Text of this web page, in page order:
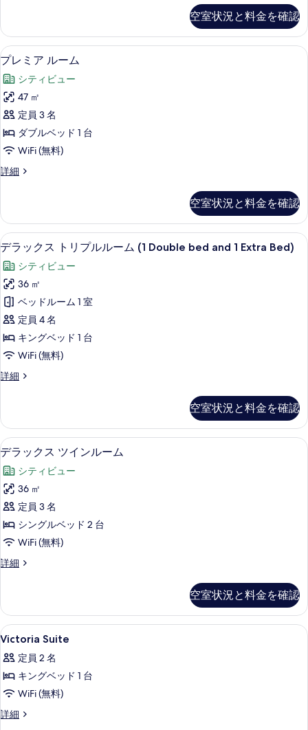
ム
の
す
べ
て
の
写
真
を
す
る
テ
ィ
ブ
ー
ム
詳
細
空室状況と料金を確認
プ
レ
ミ
ア
ル
ー
ム
の
べ
て
の
写
真
を
表
示
す
る
プレミア ルーム | 高級寝具、羽毛の
5
プレミア ルーム
シティビュー
47 ㎡
定員 3 名
ダブルベッド 1 台
WiFi (無料)
詳細
プ
ル
ー
ム
詳
細
空室状況と料金を確認
デ
ラ
ッ
ク
ス
ト
リ
プ
ル
ー
ム
(1
Double
bed
and
1
Extra
Bed)
の
て
の
写
真
を
表
デラックス トリプルルーム (1
6
デラックス トリプルルーム (1 Double bed and 1 Extra Bed)
シティビュー
36 ㎡
ベッドルーム 1 室
定員 4 名
キングベッド 1 台
WiFi (無料)
詳細
デ
ス
ト
リ
ル
ル
ム
(1
Double
bed
and
の
詳
細
空室状況と料金を確認
デ
ラ
ッ
ク
ス
ツ
イ
ン
ー
ム
の
す
べ
て
の
デラックス ツインルーム | 高級寝具
6
デラックス ツインルーム
シティビュー
36 ㎡
定員 3 名
シングルベッド 2 台
WiFi (無料)
詳細
デ
ス
ツ
イ
ル
ー
の
詳
細
空室状況と料金を確認
Victoria
Suite
の
す
べ
て
高級寝具、羽毛の掛け布団、ピロー
3
Victoria Suite
定員 2 名
キングベッド 1 台
WiFi (無料)
詳細
Victoria